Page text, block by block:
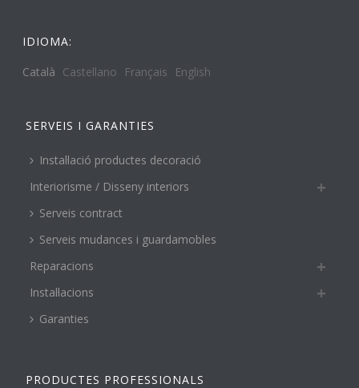
IDIOMA:
Català Castellano Français English
SERVEIS I GARANTIES
Instal·lació productes decoració
Interiorisme / Disseny interiors
Serveis contract
Serveis mudances i guardamobles
Reparacions
Instal·lacions
Garanties
PRODUCTES PROFESSIONALS